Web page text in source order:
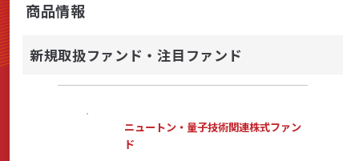
岡三にいがたと始める
商品・サービス
商品情報
新規取扱ファンド・注目ファンド
ニュートン・量子技術関連株式ファン
ド